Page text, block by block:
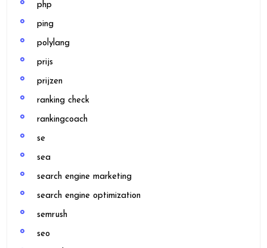
php
ping
polylang
prijs
prijzen
ranking check
rankingcoach
se
sea
search engine marketing
search engine optimization
semrush
seo